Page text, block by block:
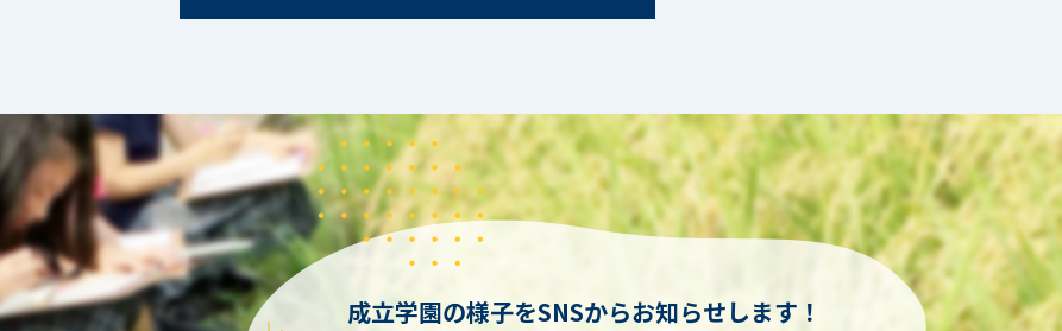
成立学園の様子をSNSからお知らせします！